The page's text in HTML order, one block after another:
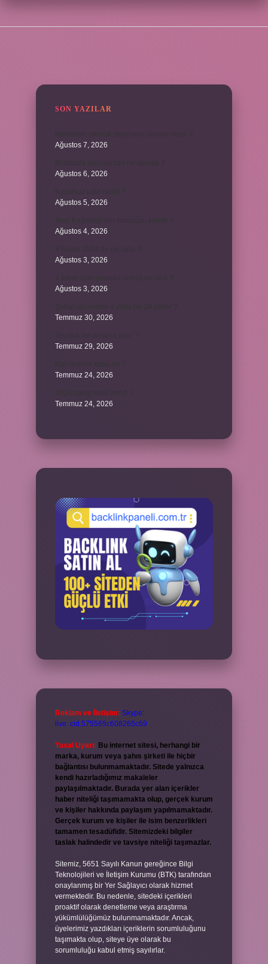
SON YAZILAR
Ağustos 7, 2026
Ağustos 6, 2026
Ağustos 5, 2026
Ağustos 4, 2026
Ağustos 3, 2026
Ağustos 3, 2026
Temmuz 30, 2026
Temmuz 29, 2026
Temmuz 24, 2026
Temmuz 24, 2026
Reklam ve İletişim: Skype:
live:.cid.575569c608265c69
Yasal Uyarı: Bu internet sitesi, herhangi bir
marka, kurum veya şahıs şirketi ile hiçbir
bağlantısı bulunmamaktadır. Sitede yalnızca
kendi hazırladığımız makaleler
paylaşılmaktadır. Burada yer alan içerikler
haber niteliği taşımamakta olup, gerçek kurum
ve kişiler hakkında paylaşım yapılmamaktadır.
Gerçek kurum ve kişiler ile isim benzerlikleri
tamamen tesadüfidir. Sitemizdeki bilgiler
taslak halindedir ve tavsiye niteliği taşımazlar.
Sitemiz, 5651 Sayılı Kanun gereğince Bilgi
Teknolojileri ve İletişim Kurumu (BTK) tarafından
onaylanmış bir Yer Sağlayıcı olarak hizmet
vermektedir. Bu nedenle, sitedeki içerikleri
proaktif olarak denetleme veya araştırma
yükümlülüğümüz bulunmamaktadır. Ancak,
üyelerimiz yazdıkları içeriklerin sorumluluğunu
taşımakta olup, siteye üye olarak bu
sorumluluğu kabul etmiş sayılırlar.